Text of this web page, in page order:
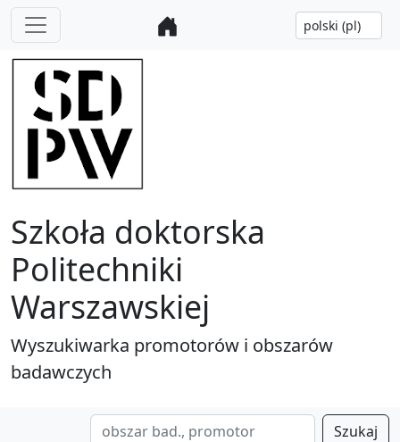
Szkoła doktorska
Politechniki
Warszawskiej
Wyszukiwarka promotorów i obszarów
badawczych
Szukaj